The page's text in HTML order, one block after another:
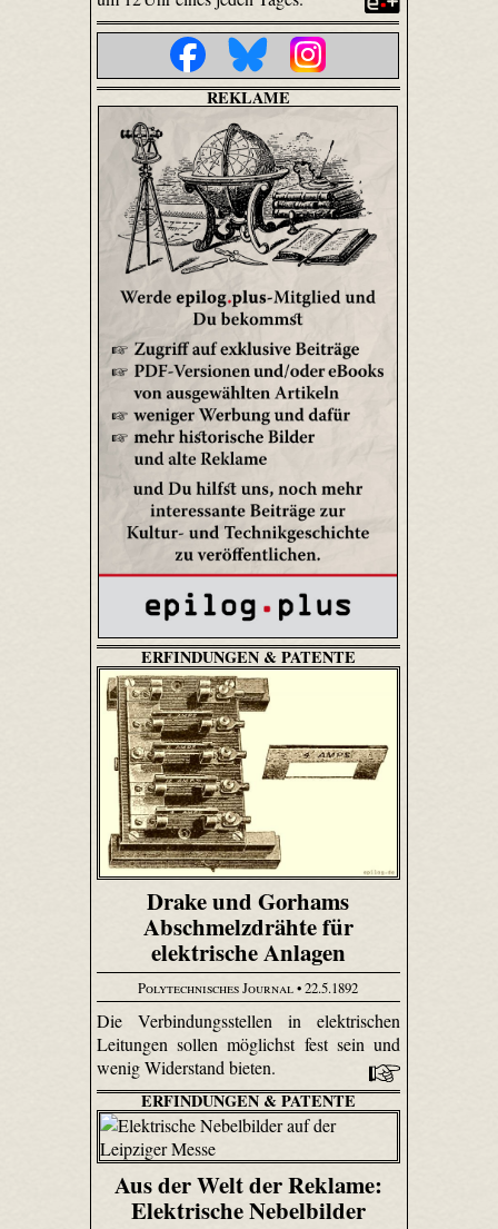
REKLAME
ERFINDUNGEN & PATENTE
Drake und Gorhams
Abschmelzdrähte für
elektrische Anlagen
Polytechnisches Journal• 22.5.1892
Die Verbindungsstellen in elektrischen
Leitungen sollen möglichst fest sein und
wenig Widerstand bieten.
ERFINDUNGEN & PATENTE
Aus der Welt der Reklame:
Elektrische Nebelbilder